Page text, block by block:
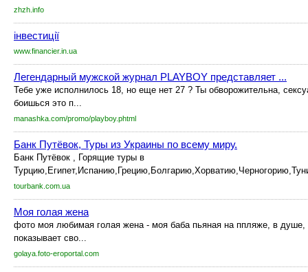
zhzh.info
інвестиції
www.financier.in.ua
Легендарный мужской журнал PLAYBOY представляет ...
Тебе уже исполнилось 18, но еще нет 27 ? Ты обворожительна,
боишься это п...
manashka.com/promo/playboy.phtml
Банк Путёвок, Туры из Украины по всему миру.
Банк Путёвок , Горящие туры в
tourbank.com.ua
Моя голая жена
фото моя любимая голая жена - моя баба пьяная на ппляже, в душе,
показывает сво...
golaya.foto-eroportal.com